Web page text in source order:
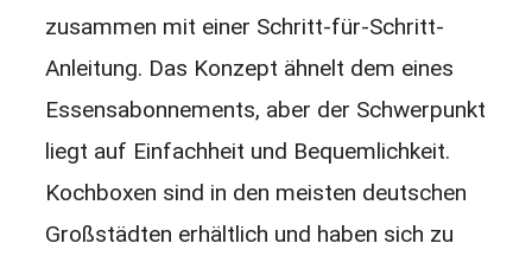
zusammen mit einer Schritt-für-Schritt-
Anleitung. Das Konzept ähnelt dem eines
Essensabonnements, aber der Schwerpunkt
liegt auf Einfachheit und Bequemlichkeit.
Kochboxen sind in den meisten deutschen
Großstädten erhältlich und haben sich zu